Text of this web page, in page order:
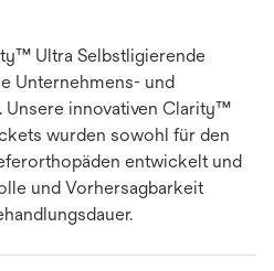
Ultra Selbstligierende
Unternehmens- und
Unsere innovativen Clarity™
wurden sowohl für den
entwickelt und
und Vorhersagbarkeit